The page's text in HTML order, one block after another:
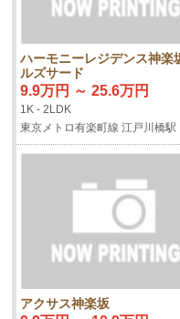
ハーモニーレジデンス神楽
ルズサード
9.9万円 ～ 25.6万円
1K - 2LDK
東京メトロ有楽町線 江戸川橋駅
アクサス神楽坂